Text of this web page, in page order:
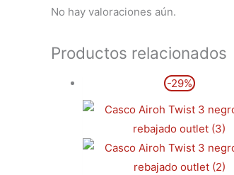
No hay valoraciones aún.
Productos relacionados
-29%
precio
era:
es:
149,99€.